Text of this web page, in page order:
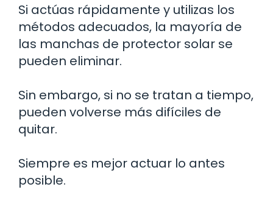
Si actúas rápidamente y utilizas los
métodos adecuados, la mayoría de
las manchas de protector solar se
pueden eliminar.
Sin embargo, si no se tratan a tiempo,
pueden volverse más difíciles de
quitar.
Siempre es mejor actuar lo antes
posible.